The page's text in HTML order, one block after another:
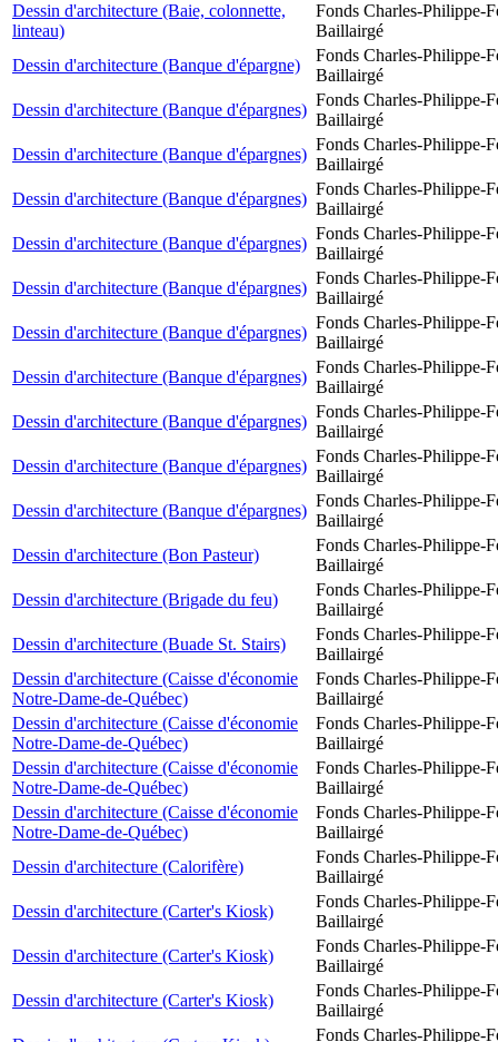
Dessin d'architecture (Baie, colonnette,
linteau)
Fonds Charles-Philippe-
Baillairgé
Dessin d'architecture (Banque d'épargne)
Fonds Charles-Philippe-
Baillairgé
Dessin d'architecture (Banque d'épargnes)
Fonds Charles-Philippe-
Baillairgé
Dessin d'architecture (Banque d'épargnes)
Fonds Charles-Philippe-
Baillairgé
Dessin d'architecture (Banque d'épargnes)
Fonds Charles-Philippe-
Baillairgé
Dessin d'architecture (Banque d'épargnes)
Fonds Charles-Philippe-
Baillairgé
Dessin d'architecture (Banque d'épargnes)
Fonds Charles-Philippe-
Baillairgé
Dessin d'architecture (Banque d'épargnes)
Fonds Charles-Philippe-
Baillairgé
Dessin d'architecture (Banque d'épargnes)
Fonds Charles-Philippe-
Baillairgé
Dessin d'architecture (Banque d'épargnes)
Fonds Charles-Philippe-
Baillairgé
Dessin d'architecture (Banque d'épargnes)
Fonds Charles-Philippe-
Baillairgé
Dessin d'architecture (Banque d'épargnes)
Fonds Charles-Philippe-
Baillairgé
Dessin d'architecture (Bon Pasteur)
Fonds Charles-Philippe-
Baillairgé
Dessin d'architecture (Brigade du feu)
Fonds Charles-Philippe-
Baillairgé
Dessin d'architecture (Buade St. Stairs)
Fonds Charles-Philippe-
Baillairgé
Dessin d'architecture (Caisse d'économie
Notre-Dame-de-Québec)
Fonds Charles-Philippe-
Baillairgé
Dessin d'architecture (Caisse d'économie
Notre-Dame-de-Québec)
Fonds Charles-Philippe-
Baillairgé
Dessin d'architecture (Caisse d'économie
Notre-Dame-de-Québec)
Fonds Charles-Philippe-
Baillairgé
Dessin d'architecture (Caisse d'économie
Notre-Dame-de-Québec)
Fonds Charles-Philippe-
Baillairgé
Dessin d'architecture (Calorifère)
Fonds Charles-Philippe-
Baillairgé
Dessin d'architecture (Carter's Kiosk)
Fonds Charles-Philippe-
Baillairgé
Dessin d'architecture (Carter's Kiosk)
Fonds Charles-Philippe-
Baillairgé
Dessin d'architecture (Carter's Kiosk)
Fonds Charles-Philippe-
Baillairgé
Fonds Charles-Philippe-